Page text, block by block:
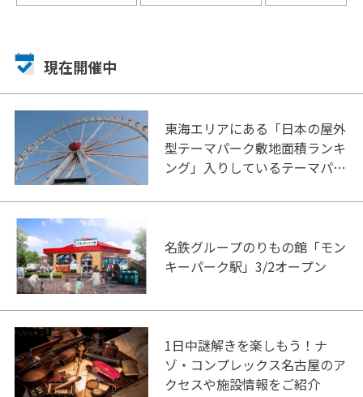
現在開催中
東海エリアにある「日本の屋外
型テーマパーク敷地面積ランキ
ング」入りしているテーマパー
名鉄グループのりもの館「モン
キーパーク駅」3/2オープン
1日中謎解きを楽しもう！ナ
ゾ・コンプレックス名古屋のア
クセスや施設情報をご紹介